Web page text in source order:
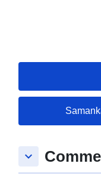
keyboard_arrow_down